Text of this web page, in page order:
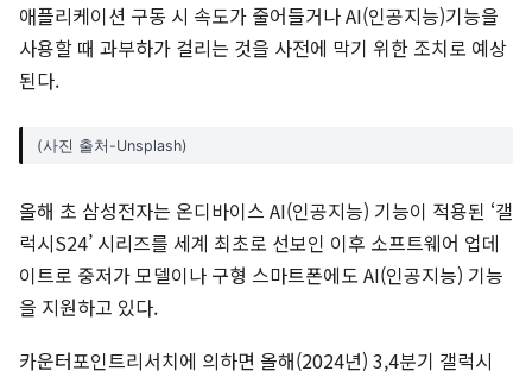
애플리케이션 구동 시 속도가 줄어들거나 AI(인공지능)기능을
사용할 때 과부하가 걸리는 것을 사전에 막기 위한 조치로 예상
된다.
(사진 출처-Unsplash)
올해 초 삼성전자는 온디바이스 AI(인공지능) 기능이 적용된 ‘갤
럭시S24’ 시리즈를 세계 최초로 선보인 이후 소프트웨어 업데
이트로 중저가 모델이나 구형 스마트폰에도 AI(인공지능) 기능
을 지원하고 있다.
카운터포인트리서치에 의하면 올해(2024년) 3,4분기 갤럭시